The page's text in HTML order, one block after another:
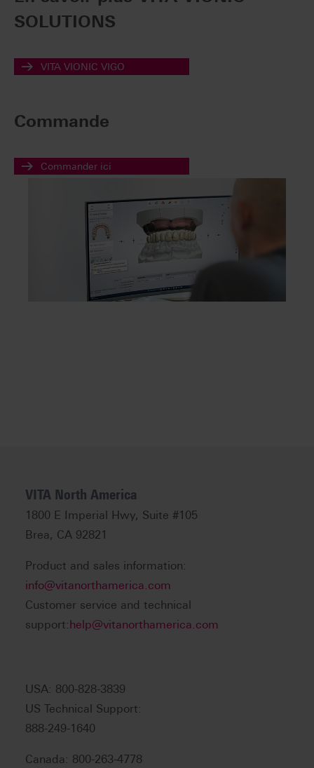
SOLUTIONS
VITA VIONIC VIGO
Commande
Commander ici
VITA North America
1800 E Imperial Hwy, Suite #105
Brea, CA 92821
Product and sales information:
info@vitanorthamerica.com
Customer service and technical
support:help@vitanorthamerica.com
USA: 800-828-3839
US Technical Support:
888-249-1640
Canada: 800-263-4778